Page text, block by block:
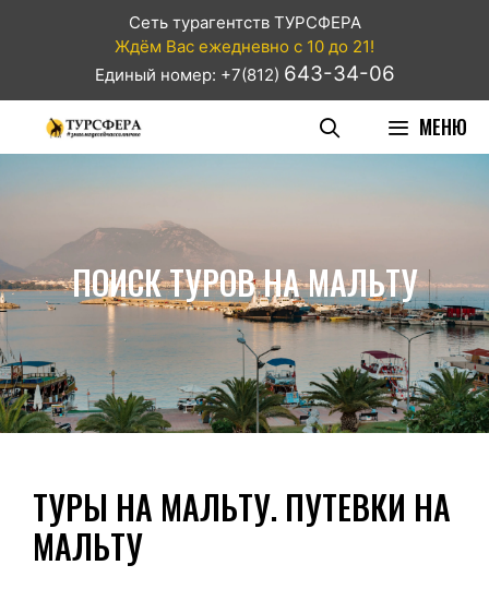
Сеть турагентств ТУРСФЕРА
Ждём Вас ежедневно с 10 до 21!
Единый номер: +7(812) 643-34-06
МЕНЮ
ПОИСК ТУРОВ НА МАЛЬТУ
ТУРЫ НА МАЛЬТУ. ПУТЕВКИ НА
МАЛЬТУ